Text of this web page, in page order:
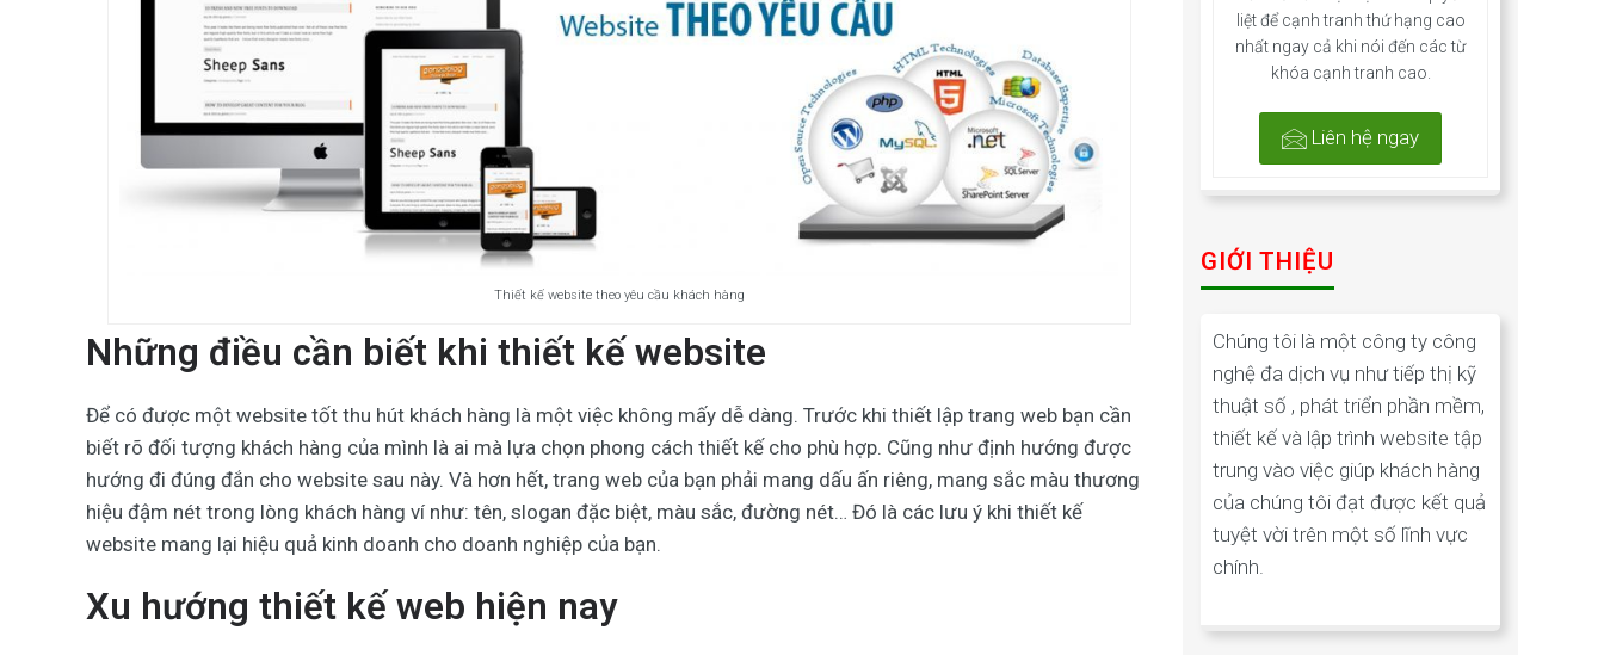
Thiết kế website theo yêu cầu khách hàng
Những điều cần biết khi thiết kế website
Để có được một website tốt thu hút khách hàng là một việc không mấy dễ dàng. Trước khi thiết lập trang web bạn cần
biết rõ đối tượng khách hàng của mình là ai mà lựa chọn phong cách thiết kế cho phù hợp. Cũng như định hướng được
hướng đi đúng đắn cho website sau này. Và hơn hết, trang web của bạn phải mang dấu ấn riêng, mang sắc màu thương
hiệu đậm nét trong lòng khách hàng ví như: tên, slogan đặc biệt, màu sắc, đường nét… Đó là các lưu ý khi thiết kế
website mang lại hiệu quả kinh doanh cho doanh nghiệp của bạn.
Xu hướng thiết kế web hiện nay
liệt để cạnh tranh thứ hạng cao
nhất ngay cả khi nói đến các từ
khóa cạnh tranh cao.
Liên hệ ngay
GIỚI THIỆU
Chúng tôi là một công ty công
nghệ đa dịch vụ như tiếp thị kỹ
thuật số , phát triển phần mềm,
thiết kế và lập trình website tập
trung vào việc giúp khách hàng
của chúng tôi đạt được kết quả
tuyệt vời trên một số lĩnh vực
chính.